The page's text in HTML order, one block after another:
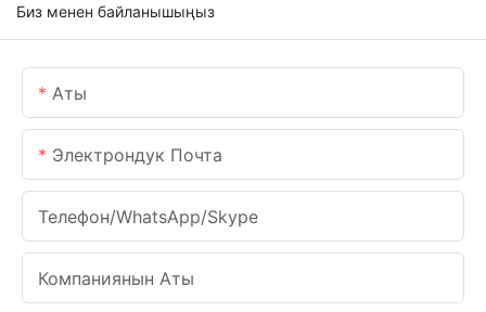
Биз менен байланышыңыз
Аты
Электрондук Почта
Телефон/WhatsApp/Skype
Компаниянын Аты